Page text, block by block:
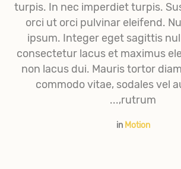
turpis. In nec imperdiet turpis.
orci ut orci pulvinar eleifend.
ipsum. Integer eget sagittis
consectetur lacus et maximus
non lacus dui. Mauris tortor
commodo vitae, sodales vel
rutrum,...
in Motion